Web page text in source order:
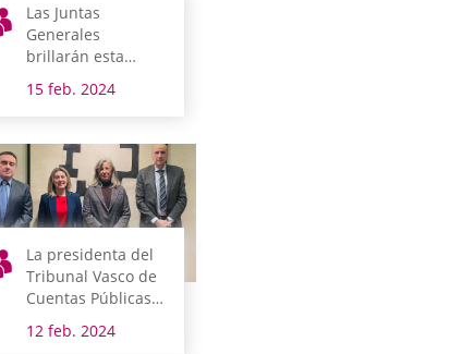
Las Juntas
Generales
brillarán esta
niñas y niños con
15 feb. 2024
La presidenta del
Tribunal Vasco de
Cuentas Públicas
comparece en
Juntas Generales
12 feb. 2024